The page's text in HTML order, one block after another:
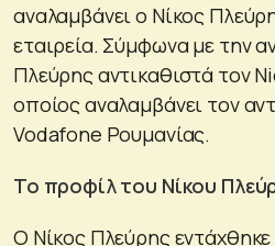
αναλαμβάνει ο Νίκος
εταιρεία. Σύμφωνα με την
Πλεύρης αντικαθιστά τον
οποίος αναλαμβάνει τον
Vodafone Ρουμανίας.
Το προφίλ του Νίκου
O Νίκος Πλεύρης